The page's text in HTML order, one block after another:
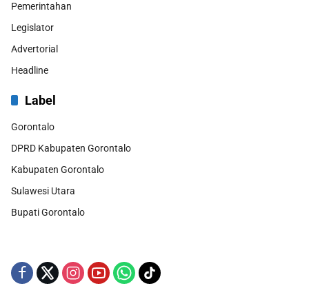
Pemerintahan
Legislator
Advertorial
Headline
Label
Gorontalo
DPRD Kabupaten Gorontalo
Kabupaten Gorontalo
Sulawesi Utara
Bupati Gorontalo